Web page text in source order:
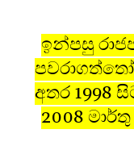
ඉන්පසු
අතර 1998
2008